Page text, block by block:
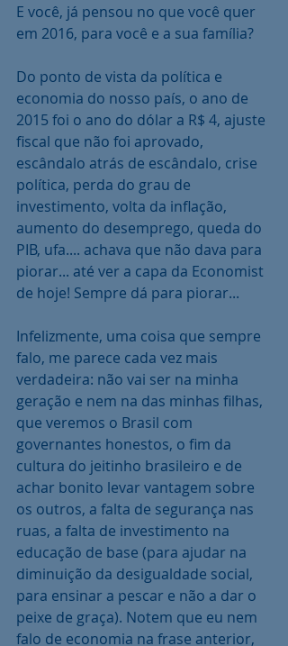
E você, já pensou no que você quer
em 2016, para você e a sua família?
Do ponto de vista da política e
economia do nosso país, o ano de
2015 foi o ano do dólar a R$ 4, ajuste
fiscal que não foi aprovado,
escândalo atrás de escândalo, crise
política, perda do grau de
investimento, volta da inflação,
aumento do desemprego, queda do
PIB, ufa.... achava que não dava para
piorar... até ver a capa da Economist
de hoje! Sempre dá para piorar...
Infelizmente, uma coisa que sempre
falo, me parece cada vez mais
verdadeira: não vai ser na minha
geração e nem na das minhas filhas,
que veremos o Brasil com
governantes honestos, o fim da
cultura do jeitinho brasileiro e de
achar bonito levar vantagem sobre
os outros, a falta de segurança nas
ruas, a falta de investimento na
educação de base (para ajudar na
diminuição da desigualdade social,
para ensinar a pescar e não a dar o
peixe de graça). Notem que eu nem
falo de economia na frase anterior,